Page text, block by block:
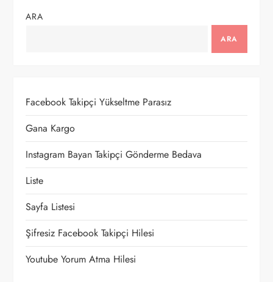
e
n
m
e
s
i
ARA
ARA
Facebook Takipçi Yükseltme Parasız
Gana Kargo
Instagram Bayan Takipçi Gönderme Bedava
Liste
Sayfa Listesi
Şifresiz Facebook Takipçi Hilesi
Youtube Yorum Atma Hilesi